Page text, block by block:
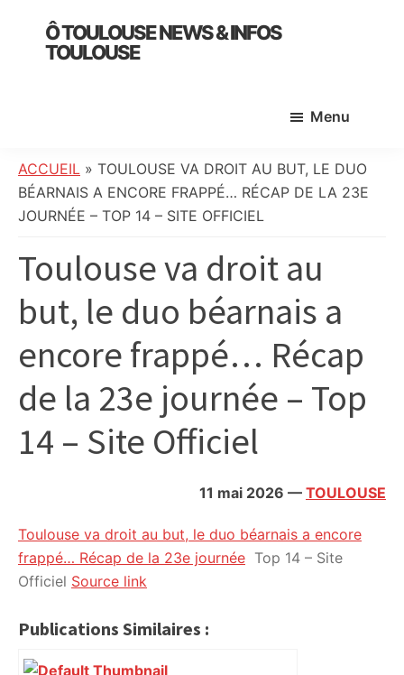
primary
Ô TOULOUSE NEWS & INFOS
TOULOUSE
:
info
locale,
culture,
politique,
météo,
faits
divers
initiatives
citoyennes
Menu
ACCUEIL » TOULOUSE VA DROIT AU BUT, LE DUO
BÉARNAIS A ENCORE FRAPPÉ… RÉCAP DE LA 23E
JOURNÉE – TOP 14 – SITE OFFICIEL
Toulouse va droit au
but, le duo béarnais a
encore frappé… Récap
de la 23e journée – Top
14 – Site Officiel
11 mai 2026 — TOULOUSE
Toulouse va droit au but, le duo béarnais a encore
frappé… Récap de la 23e journée Top 14 – Site
Officiel Source link
Publications Similaires :